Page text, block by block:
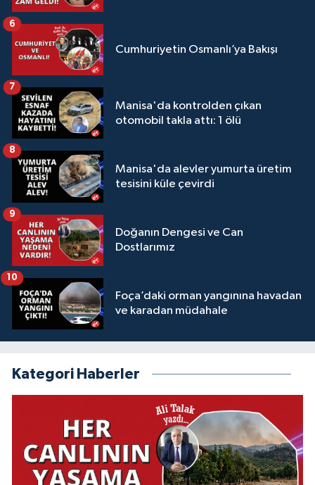
Cumhuriyetin Osmanlı’ya Bakışı
6
Manisa'da kontrolden çıkan
otomobil takla attı: 1 ölü
7
Manisa'da alevler yumurta üretim
tesisini küle çevirdi
8
Doğanın Dengesi ve Can
Dostlarımız
9
Foça’daki orman yangınına havadan
ve karadan müdahale
10
Kategori Haberler